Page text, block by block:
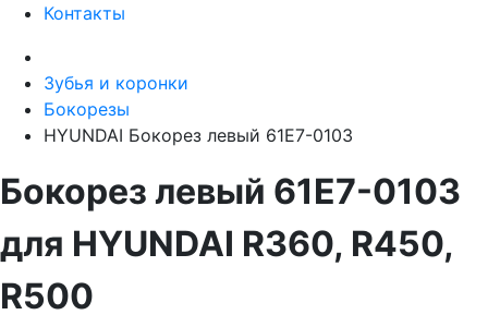
Контакты
Зубья и коронки
Бокорезы
HYUNDAI Бокорез левый 61E7-0103
Бокорез левый 61E7-0103
для HYUNDAI R360, R450,
R500